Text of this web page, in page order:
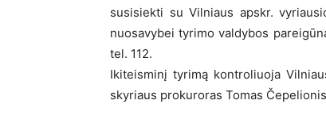
susisiekti su Vilniaus apskr.
nuosavybei tyrimo valdybos
tel. 112.
Ikiteisminį tyrimą kontroliuoja
skyriaus prokuroras Tomas